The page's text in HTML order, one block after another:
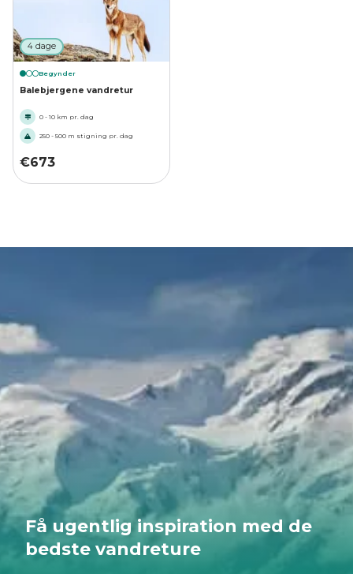
4 dage
Begynder
Balebjergene vandretur
0 - 10 km pr. dag
250 - 500 m stigning pr. dag
€673
Få ugentlig inspiration med de
bedste vandreture